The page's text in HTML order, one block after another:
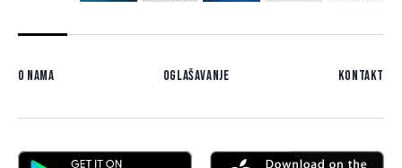
O nama Oglašavanje Kontakt